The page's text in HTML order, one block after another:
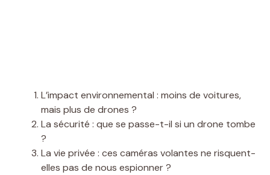
L’impact environnemental : moins de voitures,
mais plus de drones ?
La sécurité : que se passe-t-il si un drone tombe
?
La vie privée : ces caméras volantes ne risquent-
elles pas de nous espionner ?